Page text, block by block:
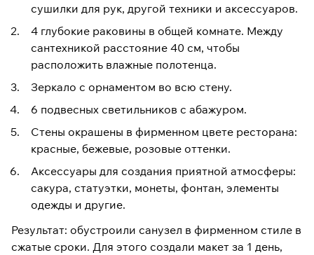
сушилки для рук, другой техники и аксессуаров.
4 глубокие раковины в общей комнате. Между
сантехникой расстояние 40 см, чтобы
расположить влажные полотенца.
Зеркало с орнаментом во всю стену.
6 подвесных светильников с абажуром.
Стены окрашены в фирменном цвете ресторана:
красные, бежевые, розовые оттенки.
Аксессуары для создания приятной атмосферы:
сакура, статуэтки, монеты, фонтан, элементы
одежды и другие.
Результат: обустроили санузел в фирменном стиле в
сжатые сроки. Для этого создали макет за 1 день,